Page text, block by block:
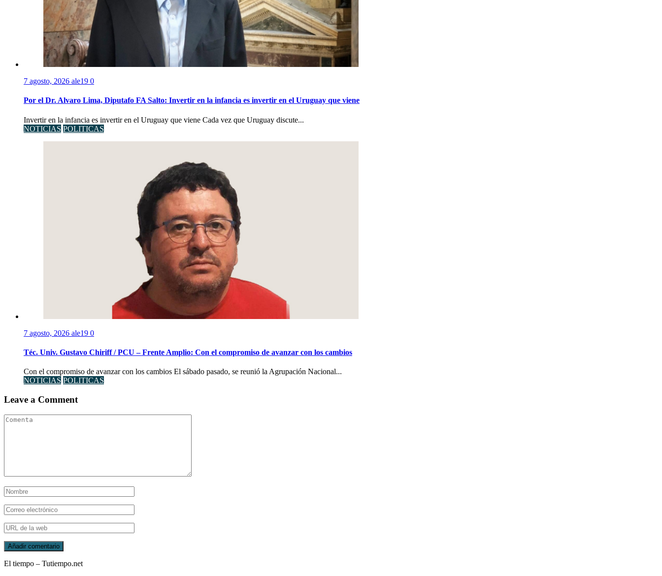
7 agosto, 2026 ale19 0
Por el Dr. Alvaro Lima, Diputafo FA Salto: Invertir en la infancia es invertir en el Uruguay que viene
Invertir en la infancia es invertir en el Uruguay que viene Cada vez que Uruguay discute...
NOTICIAS POLITICAS
7 agosto, 2026 ale19 0
Téc. Univ. Gustavo Chiriff / PCU – Frente Amplio: Con el compromiso de avanzar con los cambios
Con el compromiso de avanzar con los cambios El sábado pasado, se reunió la Agrupación Nacional...
NOTICIAS POLITICAS
Leave a Comment
El tiempo – Tutiempo.net